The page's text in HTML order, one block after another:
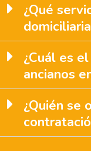
¿Qué
¿Cuál es
ancianos
¿Quién se